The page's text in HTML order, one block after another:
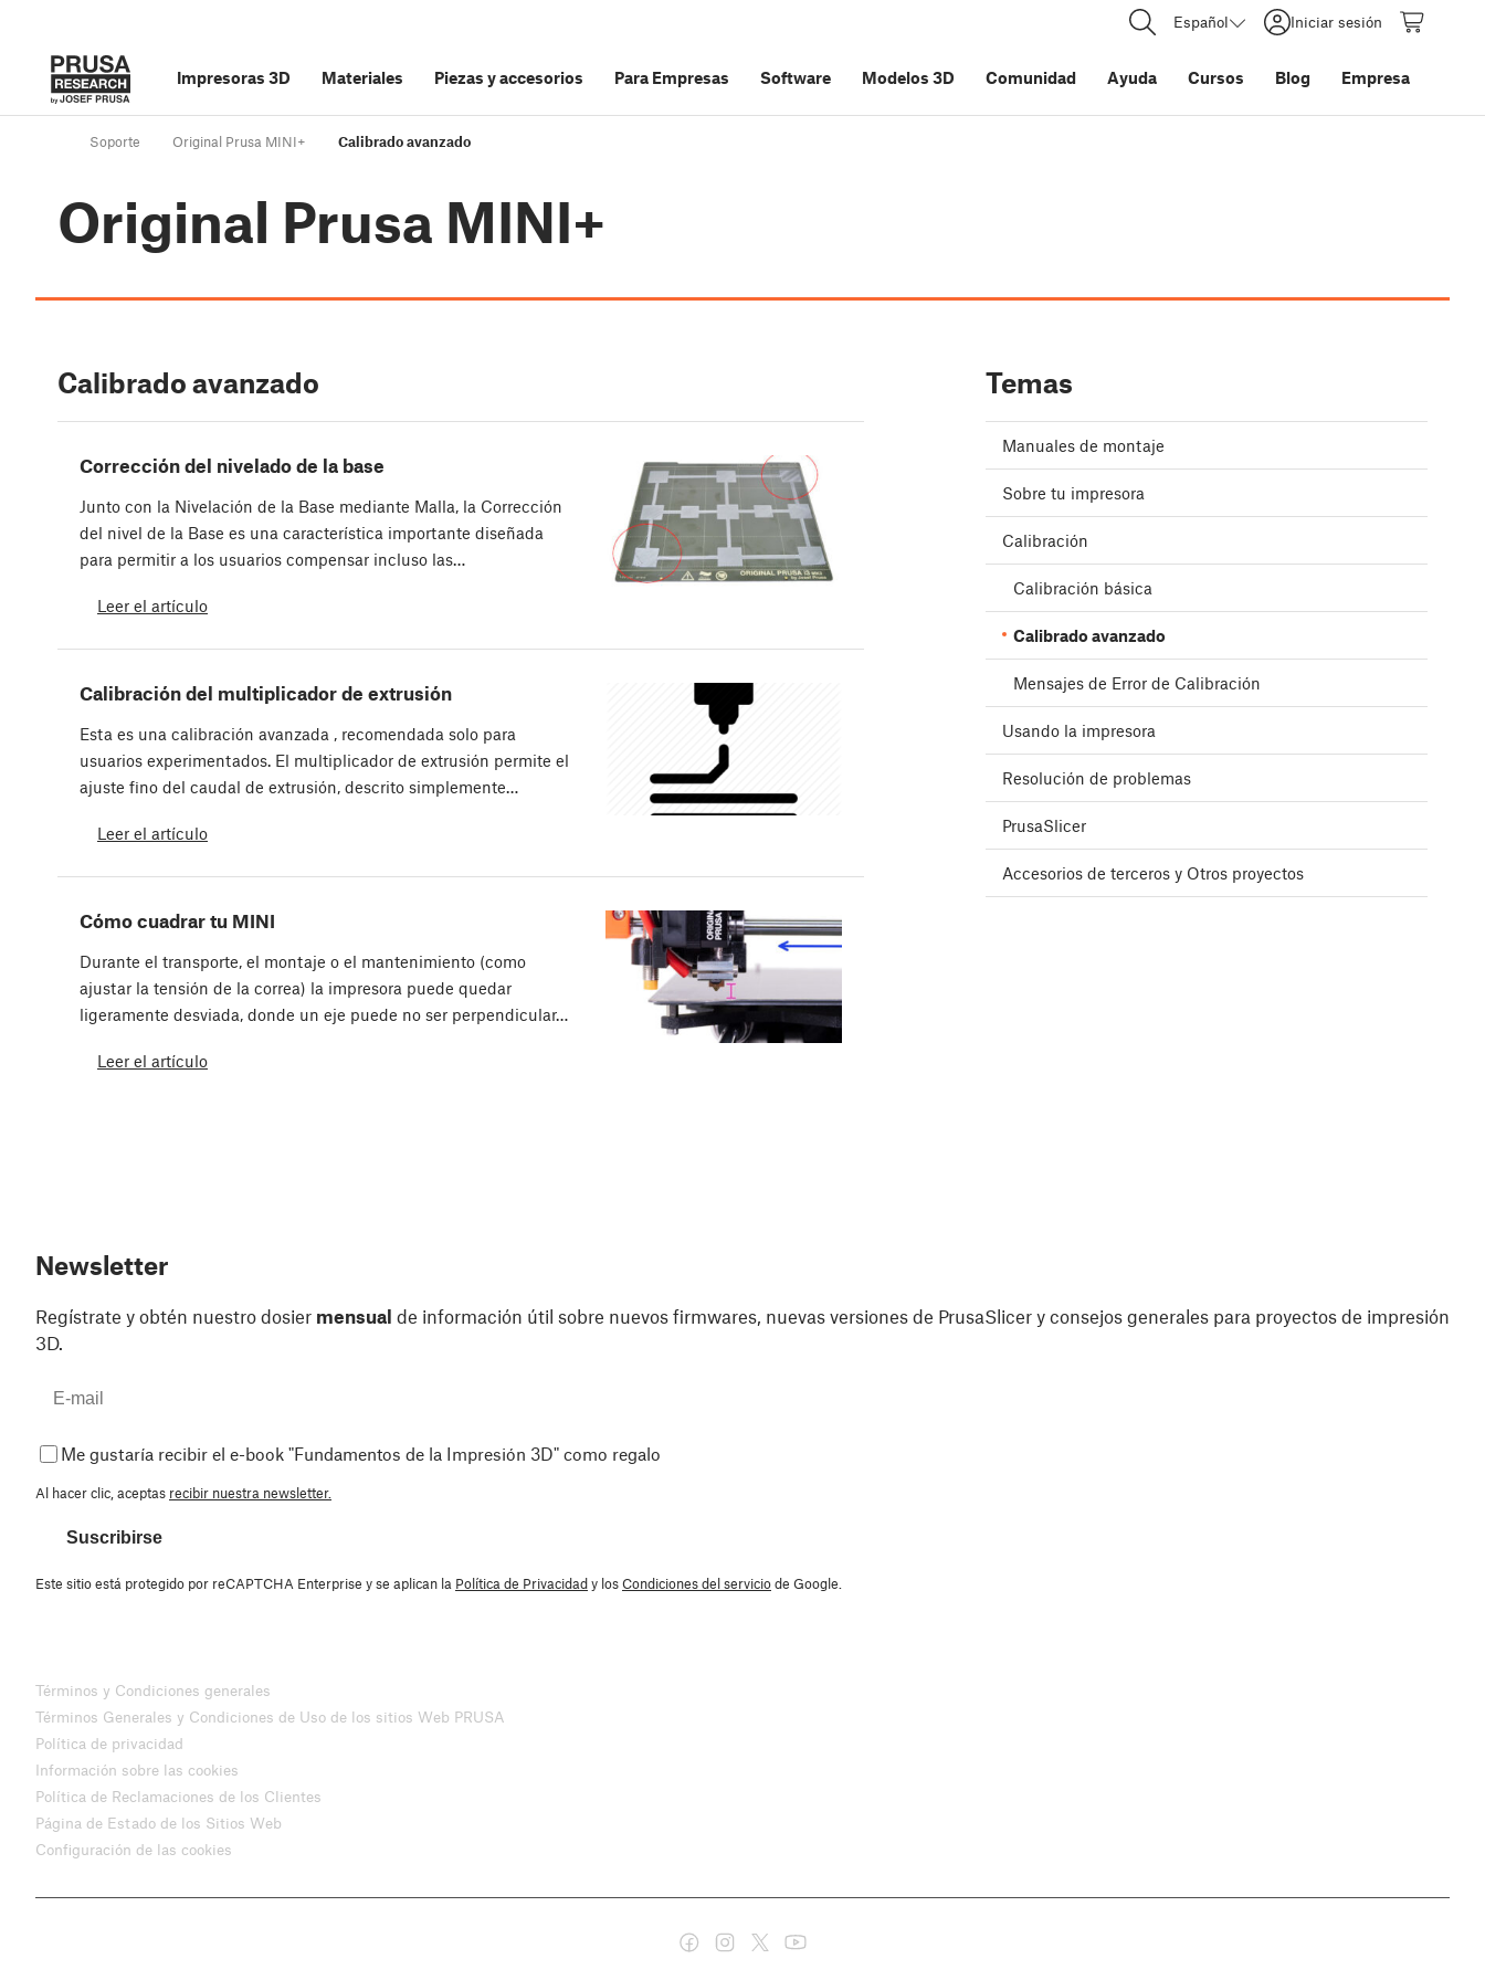
Español Iniciar sesión
Impresoras 3D Materiales Piezas y accesorios Para Empresas Software Modelos 3D Comunidad Ayuda Cursos Blog Empresa
Soporte Original Prusa MINI+ Calibrado avanzado
Original Prusa MINI+
Calibrado avanzado
Corrección del nivelado de la base
Junto con la Nivelación de la Base mediante Malla, la Corrección
del nivel de la Base es una característica importante diseñada
para permitir a los usuarios compensar incluso las…
Leer el artículo
Calibración del multiplicador de extrusión
Esta es una calibración avanzada , recomendada solo para
usuarios experimentados. El multiplicador de extrusión permite el
ajuste fino del caudal de extrusión, descrito simplemente…
Leer el artículo
Cómo cuadrar tu MINI
Durante el transporte, el montaje o el mantenimiento (como
ajustar la tensión de la correa) la impresora puede quedar
ligeramente desviada, donde un eje puede no ser perpendicular…
Leer el artículo
Temas
Manuales de montaje
Sobre tu impresora
Calibración
Calibración básica
Calibrado avanzado
Mensajes de Error de Calibración
Usando la impresora
Resolución de problemas
PrusaSlicer
Accesorios de terceros y Otros proyectos
Newsletter
Regístrate y obtén nuestro dosier mensual de información útil sobre nuevos firmwares, nuevas versiones de PrusaSlicer y consejos generales para proyectos de impresión
3D.
Me gustaría recibir el e-book "Fundamentos de la Impresión 3D" como regalo
Al hacer clic, aceptas recibir nuestra newsletter.
Suscribirse
Este sitio está protegido por reCAPTCHA Enterprise y se aplican la Política de Privacidady losCondiciones del serviciode Google.
Términos y Condiciones generales
Términos Generales y Condiciones de Uso de los sitios Web PRUSA
Política de privacidad
Información sobre las cookies
Política de Reclamaciones de los Clientes
Página de Estado de los Sitios Web
Configuración de las cookies